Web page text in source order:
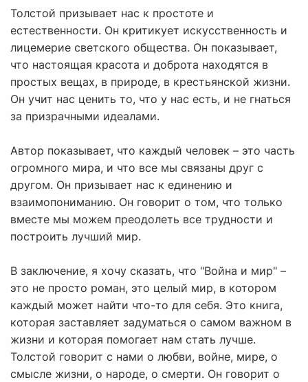
Толстой призывает нас к простоте и
естественности. Он критикует искусственность и
лицемерие светского общества. Он показывает,
что настоящая красота и доброта находятся в
простых вещах, в природе, в крестьянской жизни.
Он учит нас ценить то, что у нас есть, и не гнаться
за призрачными идеалами.
Автор показывает, что каждый человек – это часть
огромного мира, и что все мы связаны друг с
другом. Он призывает нас к единению и
взаимопониманию. Он говорит о том, что только
вместе мы можем преодолеть все трудности и
построить лучший мир.
В заключение, я хочу сказать, что "Война и мир" –
это не просто роман, это целый мир, в котором
каждый может найти что-то для себя. Это книга,
которая заставляет задуматься о самом важном в
жизни и которая помогает нам стать лучше.
Толстой говорит с нами о любви, войне, мире, о
смысле жизни, о народе, о смерти. Он говорит о